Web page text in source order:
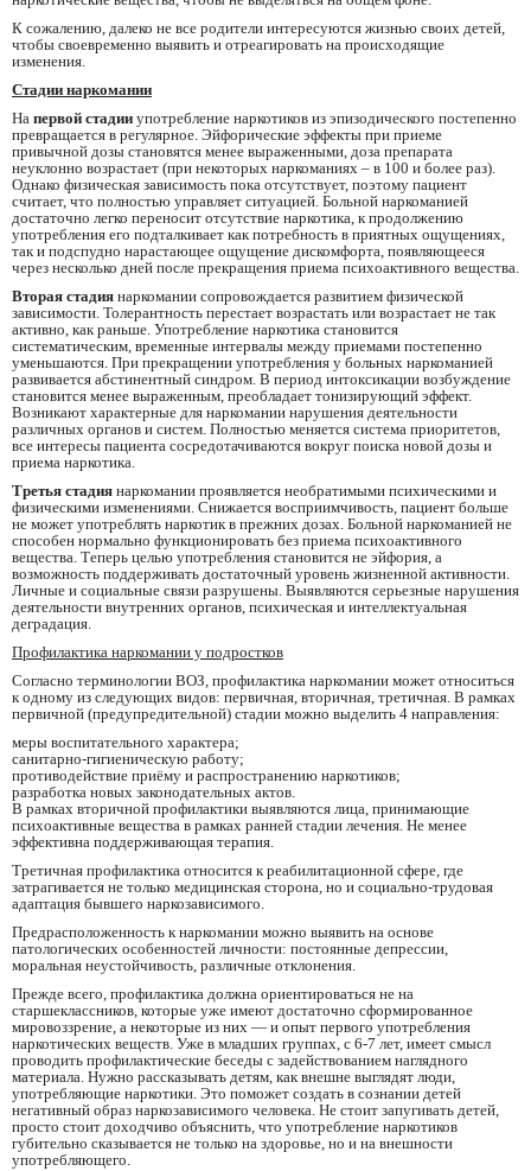
К сожалению, далеко не все родители интересуются жизнью своих детей,
чтобы своевременно выявить и отреагировать на происходящие
изменения.
Стадии наркомании
На первой стадии употребление наркотиков из эпизодического постепенно
превращается в регулярное. Эйфорические эффекты при приеме
привычной дозы становятся менее выраженными, доза препарата
неуклонно возрастает (при некоторых наркоманиях – в 100 и более раз).
Однако физическая зависимость пока отсутствует, поэтому пациент
считает, что полностью управляет ситуацией. Больной наркоманией
достаточно легко переносит отсутствие наркотика, к продолжению
употребления его подталкивает как потребность в приятных ощущениях,
так и подспудно нарастающее ощущение дискомфорта, появляющееся
через несколько дней после прекращения приема психоактивного вещества.
Вторая стадия наркомании сопровождается развитием физической
зависимости. Толерантность перестает возрастать или возрастает не так
активно, как раньше. Употребление наркотика становится
систематическим, временные интервалы между приемами постепенно
уменьшаются. При прекращении употребления у больных наркоманией
развивается абстинентный синдром. В период интоксикации возбуждение
становится менее выраженным, преобладает тонизирующий эффект.
Возникают характерные для наркомании нарушения деятельности
различных органов и систем. Полностью меняется система приоритетов,
все интересы пациента сосредотачиваются вокруг поиска новой дозы и
приема наркотика.
Третья стадия наркомании проявляется необратимыми психическими и
физическими изменениями. Снижается восприимчивость, пациент больше
не может употреблять наркотик в прежних дозах. Больной наркоманией не
способен нормально функционировать без приема психоактивного
вещества. Теперь целью употребления становится не эйфория, а
возможность поддерживать достаточный уровень жизненной активности.
Личные и социальные связи разрушены. Выявляются серьезные нарушения
деятельности внутренних органов, психическая и интеллектуальная
деградация.
Профилактика наркомании у подростков
Согласно терминологии ВОЗ, профилактика наркомании может относиться
к одному из следующих видов: первичная, вторичная, третичная. В рамках
первичной (предупредительной) стадии можно выделить 4 направления:
меры воспитательного характера;
санитарно-гигиеническую работу;
противодействие приёму и распространению наркотиков;
разработка новых законодательных актов.
В рамках вторичной профилактики выявляются лица, принимающие
психоактивные вещества в рамках ранней стадии лечения. Не менее
эффективна поддерживающая терапия.
Третичная профилактика относится к реабилитационной сфере, где
затрагивается не только медицинская сторона, но и социально-трудовая
адаптация бывшего наркозависимого.
Предрасположенность к наркомании можно выявить на основе
патологических особенностей личности: постоянные депрессии,
моральная неустойчивость, различные отклонения.
Прежде всего, профилактика должна ориентироваться не на
старшеклассников, которые уже имеют достаточно сформированное
мировоззрение, а некоторые из них — и опыт первого употребления
наркотических веществ. Уже в младших группах, с 6-7 лет, имеет смысл
проводить профилактические беседы с задействованием наглядного
материала. Нужно рассказывать детям, как внешне выглядят люди,
употребляющие наркотики. Это поможет создать в сознании детей
негативный образ наркозависимого человека. Не стоит запугивать детей,
просто стоит доходчиво объяснить, что употребление наркотиков
губительно сказывается не только на здоровье, но и на внешности
употребляющего.